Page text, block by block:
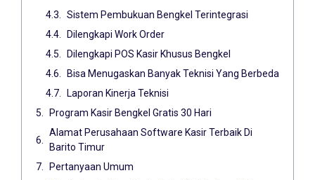
Sistem Pembukuan Bengkel Terintegrasi
Dilengkapi Work Order
Dilengkapi POS Kasir Khusus Bengkel
Bisa Menugaskan Banyak Teknisi Yang Berbeda
Laporan Kinerja Teknisi
Program Kasir Bengkel Gratis 30 Hari
Alamat Perusahaan Software Kasir Terbaik Di
Barito Timur
Pertanyaan Umum